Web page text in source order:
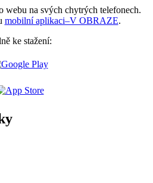
webu na svých chytrých telefonech.
mobilní aplikaci–V OBRAZE.
ke stažení: